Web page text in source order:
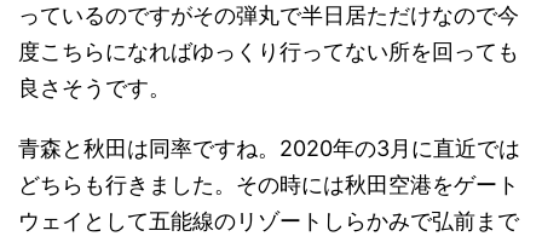
っているのですがその弾丸で半日居ただけなので今
度こちらになればゆっくり行ってない所を回っても
良さそうです。
青森と秋田は同率ですね。2020年の3月に直近では
どちらも行きました。その時には秋田空港をゲート
ウェイとして五能線のリゾートしらかみで弘前まで